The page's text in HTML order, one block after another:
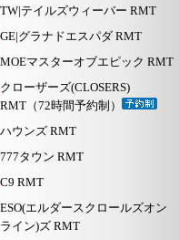
TW|テイルズウィーバー RMT
GE|グラナドエスパダ RMT
MOEマスターオブエピック RMT
クローザーズ(CLOSERS)
RMT（72時間予約制）
ハウンズ RMT
777タウン RMT
C9 RMT
ESO(エルダースクロールズオン
ライン)ズ RMT